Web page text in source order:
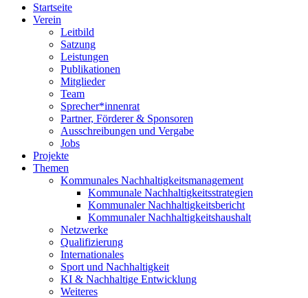
Startseite
Verein
Leitbild
Satzung
Leistungen
Publikationen
Mitglieder
Team
Sprecher*innenrat
Partner, Förderer & Sponsoren
Ausschreibungen und Vergabe
Jobs
Projekte
Themen
Kommunales Nachhaltigkeitsmanagement
Kommunale Nachhaltigkeitsstrategien
Kommunaler Nachhaltigkeitsbericht
Kommunaler Nachhaltigkeitshaushalt
Netzwerke
Qualifizierung
Internationales
Sport und Nachhaltigkeit
KI & Nachhaltige Entwicklung
Weiteres